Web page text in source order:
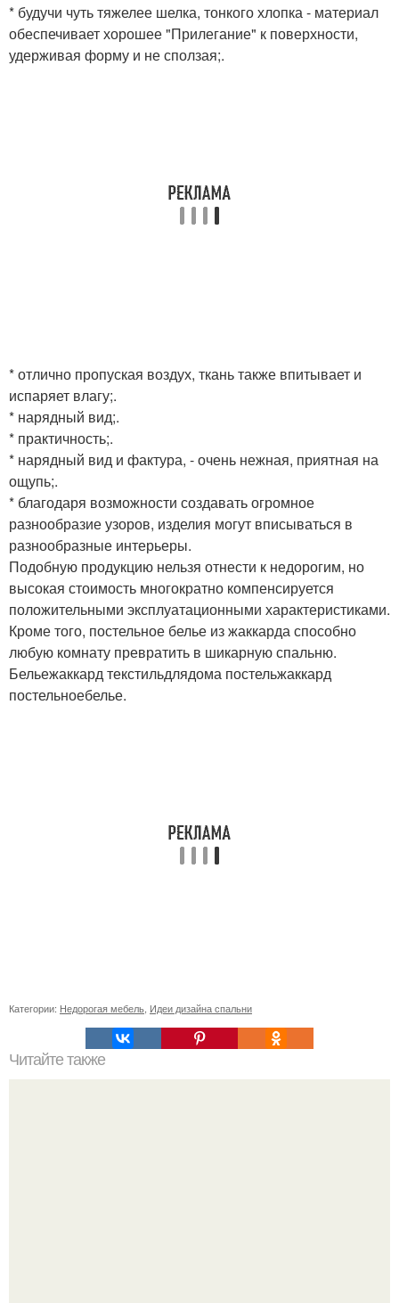
* будучи чуть тяжелее шелка, тонкого хлопка - материал
обеспечивает хорошее "Прилегание" к поверхности,
удерживая форму и не сползая;.
* отлично пропуская воздух, ткань также впитывает и
испаряет влагу;.
* нарядный вид;.
* практичность;.
* нарядный вид и фактура, - очень нежная, приятная на
ощупь;.
* благодаря возможности создавать огромное
разнообразие узоров, изделия могут вписываться в
разнообразные интерьеры.
Подобную продукцию нельзя отнести к недорогим, но
высокая стоимость многократно компенсируется
положительными эксплуатационными характеристиками.
Кроме того, постельное белье из жаккарда способно
любую комнату превратить в шикарную спальню.
Бельежаккард текстильдлядома постельжаккард
постельноебелье.
Категории: Недорогая мебель Идеи дизайна спальни
Читайте также